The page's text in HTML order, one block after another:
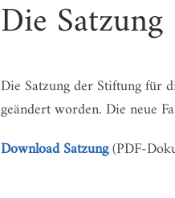
Die Satzung
Die Satzung der Stiftung für
geändert worden. Die neue
Download Satzung(PDF-